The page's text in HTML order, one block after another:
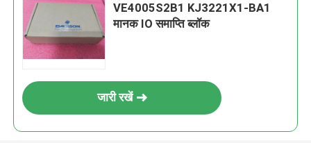
VE4005S2B1 KJ3221X1-BA1
मानक IO समाप्ति ब्लॉक
जारी रखें